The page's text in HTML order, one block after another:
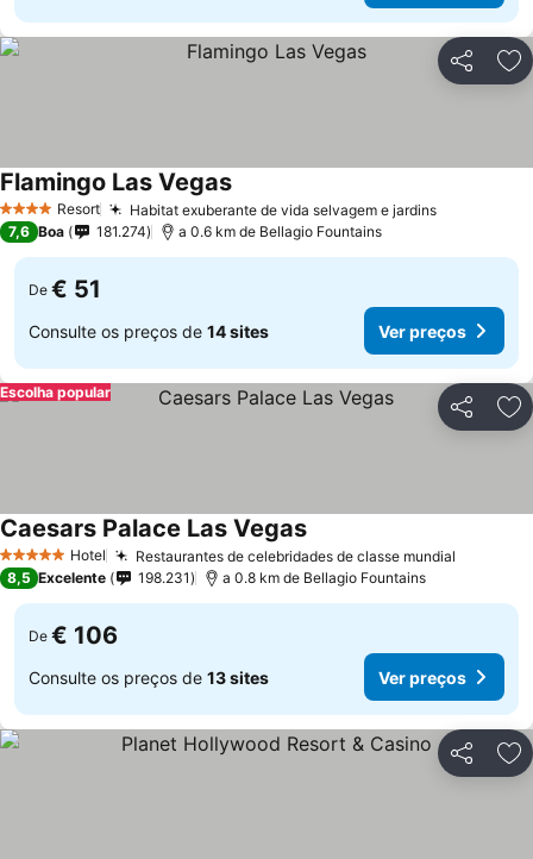
Partilhar
4 EstrelasResort Habitat exuberante de vida selvagem e jardins
Flamingo Las Vegas
7,6 Boa 181.274 a 0.6 km de Bellagio Fountains
De € 51
Consulte os preços de 14 sites Ver preços
Partilhar
Escolha popular
5 Estrelas Hotel Restaurantes de celebridades de classe mundial
Caesars Palace Las Vegas
8,5 Excelente 198.231 a 0.8 km de Bellagio Fountains
De € 106
Consulte os preços de 13 sites Ver preços
Partilhar